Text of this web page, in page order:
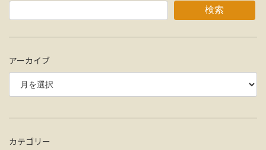
検索
アーカイブ
カテゴリー